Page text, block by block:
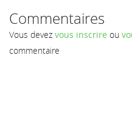
Commentaires
Vous devez vous inscrire ou
commentaire